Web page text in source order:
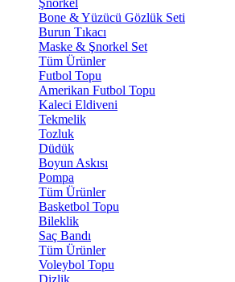
Şnorkel
Bone & Yüzücü Gözlük Seti
Burun Tıkacı
Maske & Şnorkel Set
Tüm Ürünler
Futbol Topu
Amerikan Futbol Topu
Kaleci Eldiveni
Tekmelik
Tozluk
Düdük
Boyun Askısı
Pompa
Tüm Ürünler
Basketbol Topu
Bileklik
Saç Bandı
Tüm Ürünler
Voleybol Topu
Dizlik